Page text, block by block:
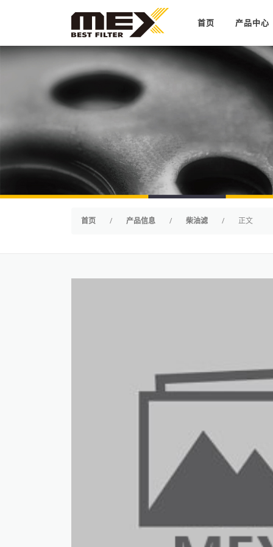
首页 产品中心
首页 / 产品信息 / 柴油滤 / 正文